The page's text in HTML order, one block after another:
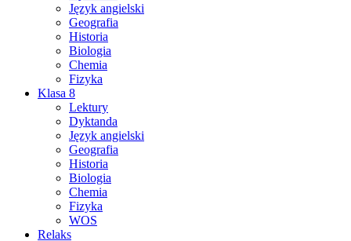
Język angielski
Geografia
Historia
Biologia
Chemia
Fizyka
Klasa 8
Lektury
Dyktanda
Język angielski
Geografia
Historia
Biologia
Chemia
Fizyka
WOS
Relaks